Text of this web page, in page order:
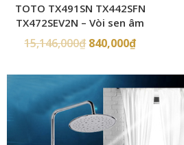
TOTO TX491SN TX442SFN
TX472SEV2N – Vòi sen âm
tường
15,146,000₫ 840,000₫